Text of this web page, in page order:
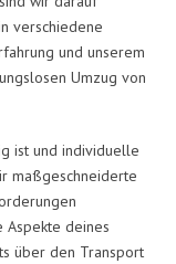
verschiedene
und unserem
Umzug von
ist und individuelle
maßgeschneiderte
Aspekte deines
über den Transport